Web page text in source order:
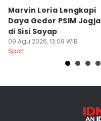
Marvin Loria Lengkapi
Daya Gedor PSIM Jogja
di Sisi Sayap
09 Agu 2026, 13:09 WIB
Sport